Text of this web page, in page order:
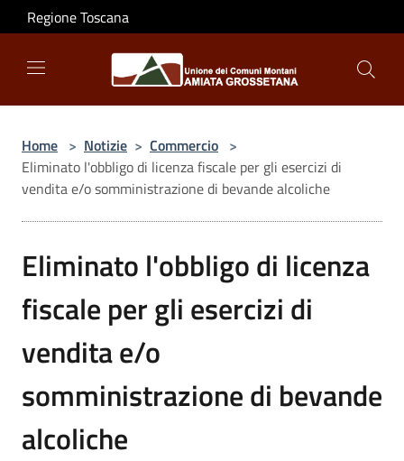
Salta al contenuto principale
Regione Toscana
Home > Notizie > Commercio >
Eliminato l'obbligo di licenza fiscale per gli esercizi di
vendita e/o somministrazione di bevande alcoliche
Eliminato l'obbligo di licenza
fiscale per gli esercizi di
vendita e/o
somministrazione di bevande
alcoliche